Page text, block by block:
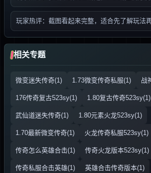
玩家热评：截图看起来完整，适合先了解玩法再
相关专题
微变迷失传奇(1) 1.73微变传奇私服(1) 战
176传奇复古523sy(1) 1.80复古传奇523sy(1)
武仙道迷失传奇(1) 1.80元素火龙523sy(1)
1.70最新微变传奇(1) 火龙传奇私服523sy(1)
传奇怎么英雄合击(1) 传奇火龙版本523sy(1)
传奇私服合击英雄(1) 英雄合击传奇版本(1)